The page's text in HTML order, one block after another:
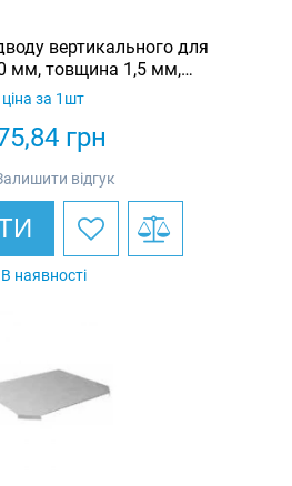
вертикального для
мм, товщина 1,5 мм,
Eurotray
грн
ціна за 1шт
відгук
В наявності